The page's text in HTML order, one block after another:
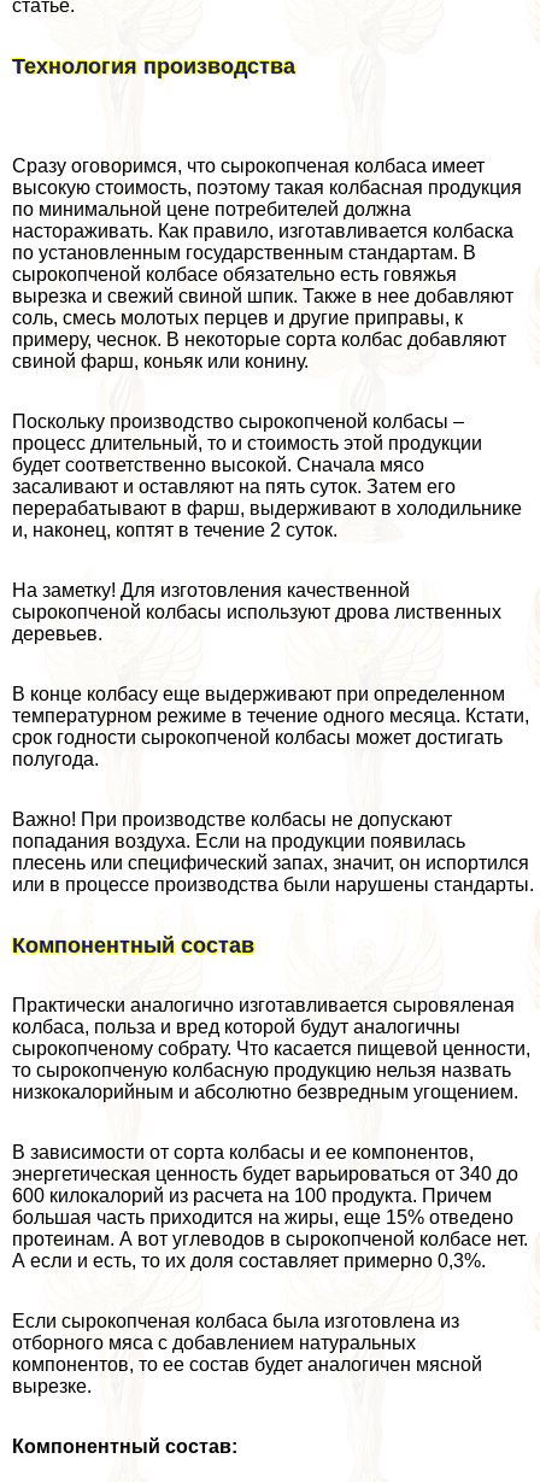
статье.
Технология производства
Сразу оговоримся, что сырокопченая колбаса имеет
высокую стоимость, поэтому такая колбасная продукция
по минимальной цене потребителей должна
настораживать. Как правило, изготавливается колбаска
по установленным государственным стандартам. В
сырокопченой колбасе обязательно есть говяжья
вырезка и свежий свиной шпик. Также в нее добавляют
соль, смесь молотых перцев и другие приправы, к
примеру, чеснок. В некоторые сорта колбас добавляют
свиной фарш, коньяк или конину.
Поскольку производство сырокопченой колбасы –
процесс длительный, то и стоимость этой продукции
будет соответственно высокой. Сначала мясо
засаливают и оставляют на пять суток. Затем его
переpaбатывают в фарш, выдерживают в холодильнике
и, наконец, коптят в течение 2 суток.
На заметку! Для изготовления качественной
сырокопченой колбасы используют дрова лиственных
деревьев.
В конце колбасу еще выдерживают при определенном
температурном режиме в течение одного месяца. Кстати,
срок годности сырокопченой колбасы может достигать
полугода.
Важно! При производстве колбасы не допускают
попадания воздуха. Если на продукции появилась
плесень или специфический запах, значит, он испортился
или в процессе производства были нарушены стандарты.
Компонентный состав
Пpaктически аналогично изготавливается сыровяленая
колбаса, польза и вред которой будут аналогичны
сырокопченому собрату. Что касается пищевой ценности,
то сырокопченую колбасную продукцию нельзя назвать
низкокалорийным и абсолютно безвредным угощением.
В зависимости от сорта колбасы и ее компонентов,
энергетическая ценность будет варьироваться от 340 до
600 килокалорий из расчета на 100 продукта. Причем
большая часть приходится на жиры, еще 15% отведено
протеинам. А вот углеводов в сырокопченой колбасе нет.
А если и есть, то их доля составляет примерно 0,3%.
Если сырокопченая колбаса была изготовлена из
отборного мяса с добавлением натуральных
компонентов, то ее состав будет аналогичен мясной
вырезке.
Компонентный состав: